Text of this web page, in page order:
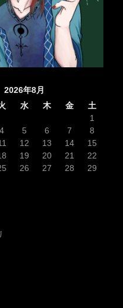
2026年8月
水 木 金
土
1
4 5 6 7
8
12 13 14
15
19 20 21
22
26 27 28
29